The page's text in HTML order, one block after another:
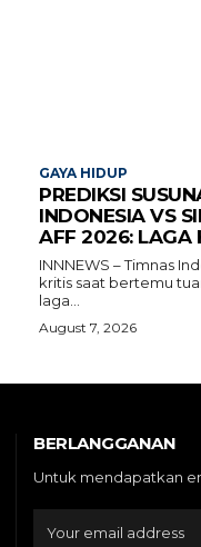
GAYA HIDUP
PREDIKSI
INDONESIA VS
AFF 2026: LAGA
INNNEWS – Timnas
kritis saat bertemu
laga...
August 7, 2026
BERLANGGANAN
Untuk mendapatkan